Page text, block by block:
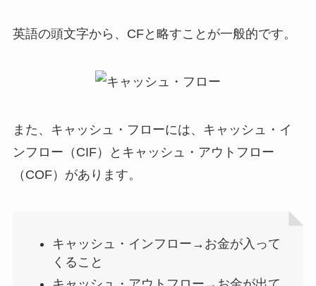
英語の頭文字から、 CFと略すことが一般的です。
また、キャッシュ・フローには、 キャッシュ・イ
ンフロー（CIF）
と キャッシュ・アウトフロー
（COF） があります。
キャッシュ・インフロー→お金が入って
くること